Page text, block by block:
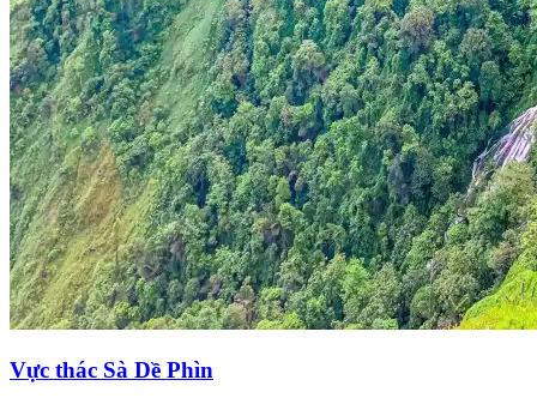
Vực thác Sà Dề Phìn